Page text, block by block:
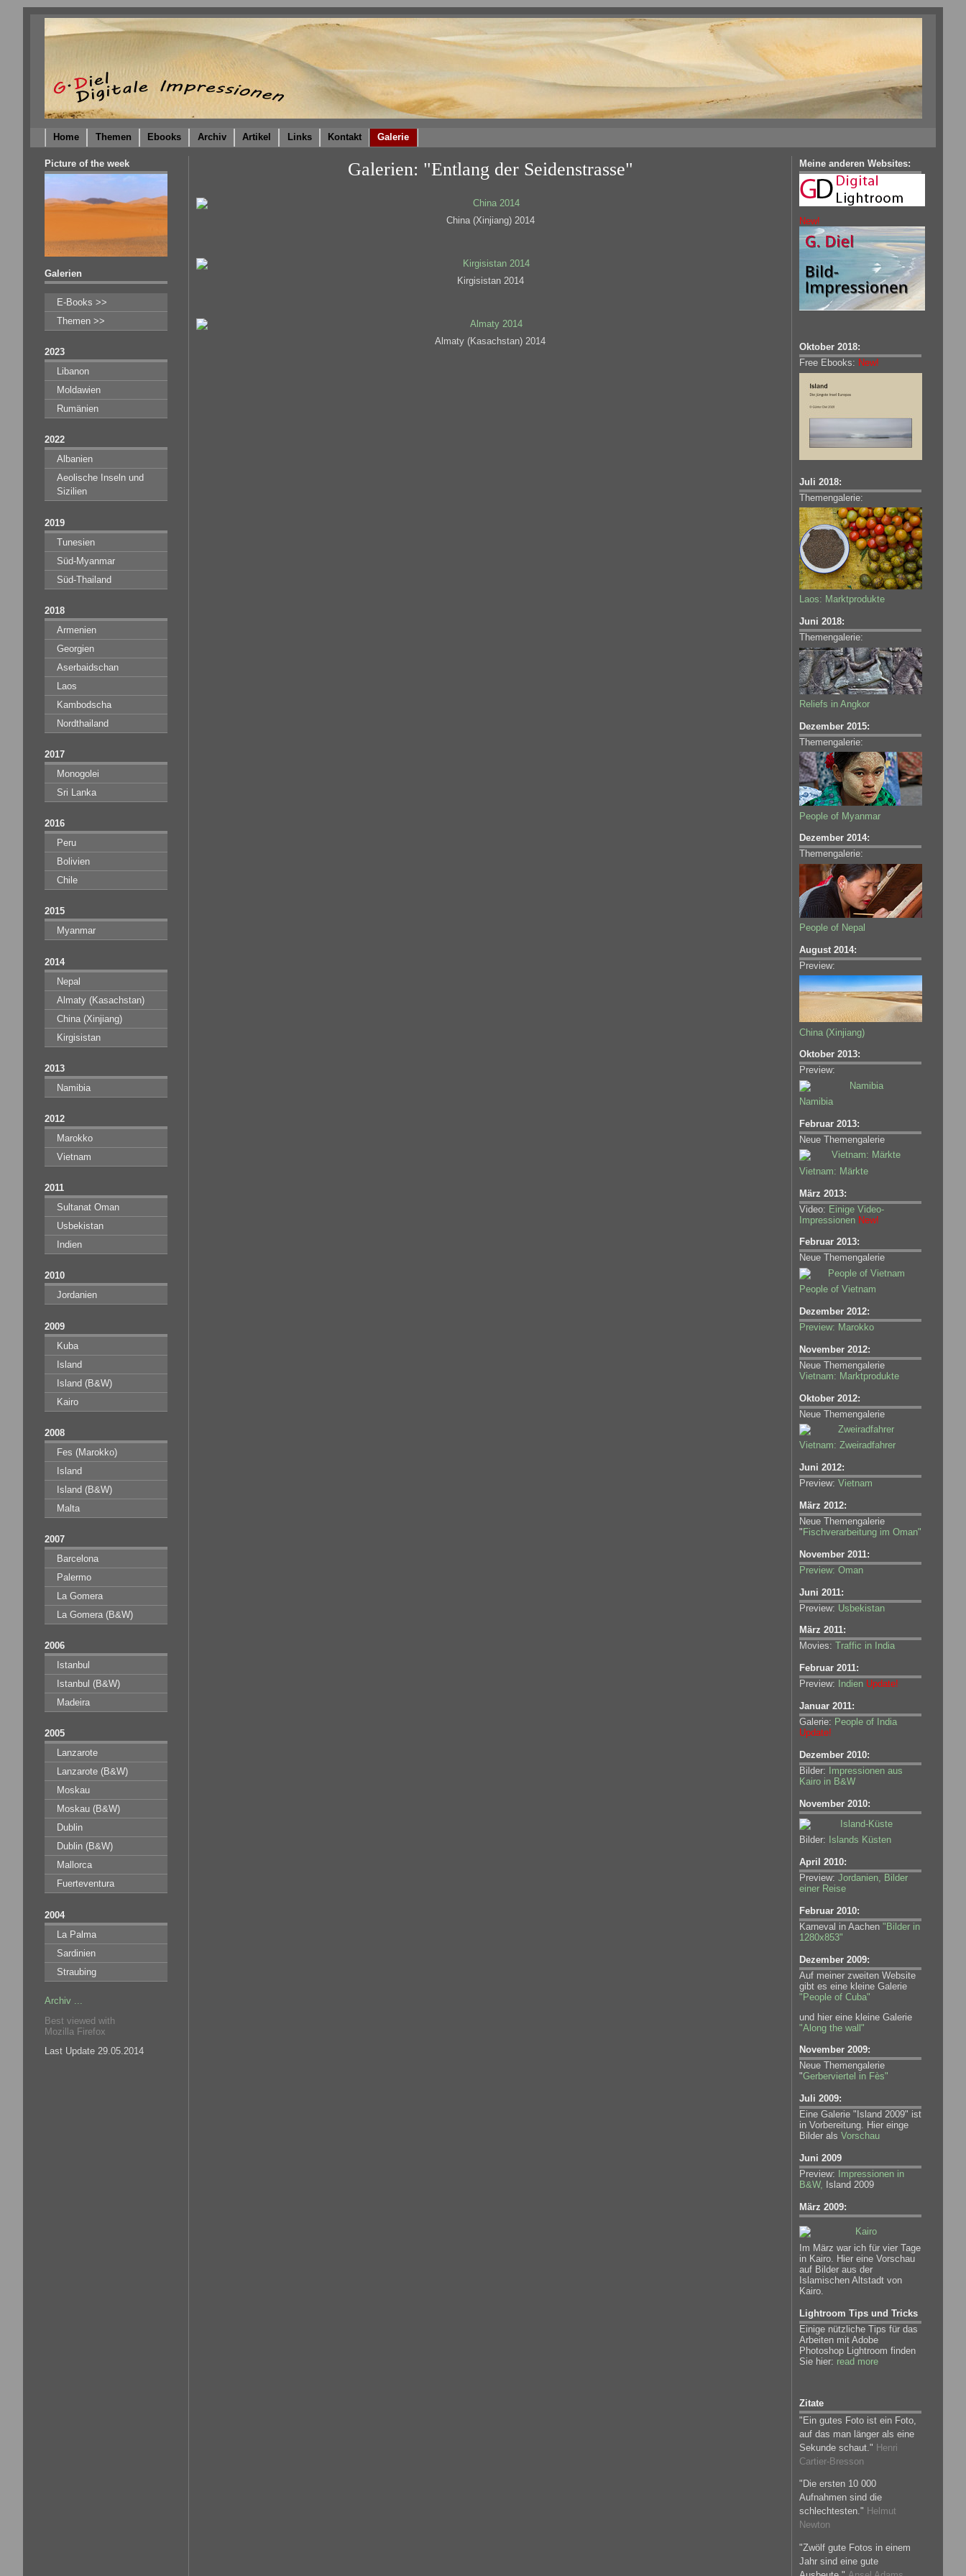
Home Themen Ebooks Archiv Artikel Links Kontakt Galerie
Picture of the week
Galerien
E-Books >>
Themen >>
2023
Libanon
Moldawien
Rumänien
2022
Albanien
Aeolische Inseln und
Sizilien
2019
Tunesien
Süd-Myanmar
Süd-Thailand
2018
Armenien
Georgien
Aserbaidschan
Laos
Kambodscha
Nordthailand
2017
Monogolei
Sri Lanka
2016
Peru
Bolivien
Chile
2015
Myanmar
2014
Nepal
Almaty (Kasachstan)
China (Xinjiang)
Kirgisistan
2013
Namibia
2012
Marokko
Vietnam
2011
Sultanat Oman
Usbekistan
Indien
2010
Jordanien
2009
Kuba
Island
Island (B&W)
Kairo
2008
Fes (Marokko)
Island
Island (B&W)
Malta
2007
Barcelona
Palermo
La Gomera
La Gomera (B&W)
2006
Istanbul
Istanbul (B&W)
Madeira
2005
Lanzarote
Lanzarote (B&W)
Moskau
Moskau (B&W)
Dublin
Dublin (B&W)
Mallorca
Fuerteventura
2004
La Palma
Sardinien
Straubing
Archiv ...
Best viewed with
Mozilla Firefox
Last Update 29.05.2014
Meine anderen Websites:
New!
Oktober 2018:
Free Ebooks: New!
Juli 2018:
Themengalerie:
Laos: Marktprodukte
Juni 2018:
Themengalerie:
Reliefs in Angkor
Dezember 2015:
Themengalerie:
People of Myanmar
Dezember 2014:
Themengalerie:
People of Nepal
August 2014:
Preview:
China (Xinjiang)
Oktober 2013:
Preview:
Namibia
Februar 2013:
Neue Themengalerie
Vietnam: Märkte
März 2013:
Video: Einige Video-
Impressionen New!
Februar 2013:
Neue Themengalerie
People of Vietnam
Dezember 2012:
Preview: Marokko
November 2012:
Neue Themengalerie
Vietnam: Marktprodukte
Oktober 2012:
Neue Themengalerie
Vietnam: Zweiradfahrer
Juni 2012:
Preview:Vietnam
März 2012:
Neue Themengalerie
" Fischverarbeitung im Oman"
November 2011:
Preview:Oman
Juni 2011:
Preview: Usbekistan
März 2011:
Movies:Traffic in India
Februar 2011:
Preview:
Indien Update!
Januar 2011:
Galerie: People of India
Update!
Dezember 2010:
Bilder: Impressionen aus
Kairo in B&W
November 2010:
Bilder: Islands Küsten
April 2010:
Preview:Jordanien, Bilder
einer Reise
Februar 2010:
Karneval in Aachen"Bilder in
1280x853"
Dezember 2009:
Auf meiner zweiten Website
gibt es eine kleine Galerie
"People of Cuba"
und hier eine kleine Galerie
"Along the wall"
November 2009:
Neue Themengalerie
"Gerberviertel in Fès"
Juli 2009:
Eine Galerie "Island 2009" ist
in Vorbereitung. Hier einge
Bilder alsVorschau
Juni 2009
Preview:
Impressionen in
B&W,
Island 2009
März 2009:
Im März war ich für vier Tage
in Kairo. Hier eine Vorschau
auf Bilder aus der
Islamischen Altstadt von
Kairo.
Lightroom Tips und Tricks
Einige nützliche Tips für das
Arbeiten mit Adobe
Photoshop Lightroom finden
Sie hier: read more
Zitate
"Ein gutes Foto ist ein Foto,
auf das man länger als eine
Sekunde schaut." Henri
Cartier-Bresson
"Die ersten 10 000
Aufnahmen sind die
schlechtesten." Helmut
Newton
"Zwölf gute Fotos in einem
Jahr sind eine gute
Galerien: "Entlang der Seidenstrasse"
China (Xinjiang) 2014
Kirgisistan 2014
Almaty (Kasachstan) 2014